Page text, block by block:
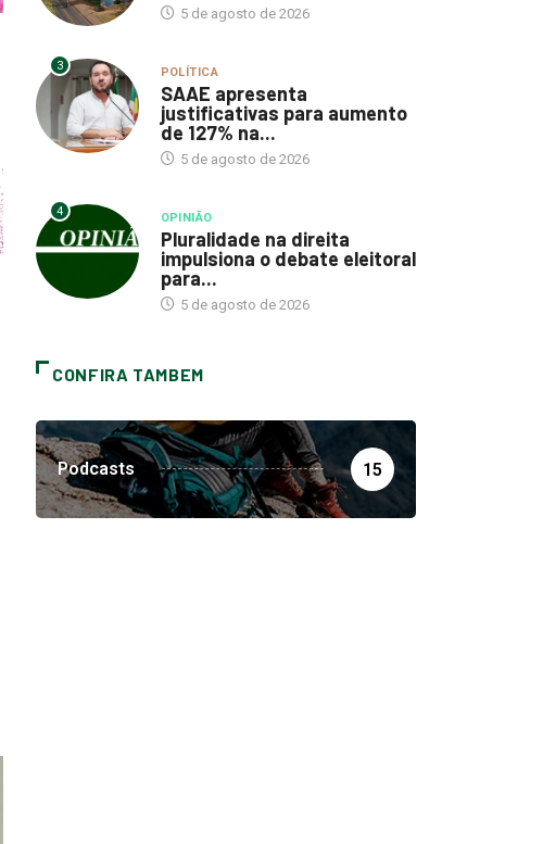
5 de agosto de 2026
3 POLÍTICA
SAAE apresenta
justificativas para aumento
de 127% na...
5 de agosto de 2026
4 OPINIÃO
Pluralidade na direita
impulsiona o debate eleitoral
para...
5 de agosto de 2026
CONFIRA TAMBEM
Podcasts 15